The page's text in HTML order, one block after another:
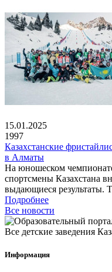
15.01.2025
1997
Казахстанские
в Алматы
На юношеском
спортсмены Казахстана
выдающиеся результаты.
Подробнее
Все новости
Все детские заведения
Информация